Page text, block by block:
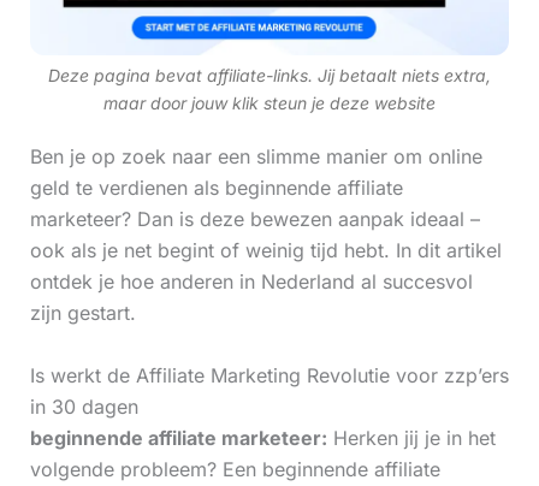
Deze pagina bevat affiliate-links. Jij betaalt niets extra,
maar door jouw klik steun je deze website
Ben je op zoek naar een slimme manier om online
geld te verdienen als beginnende affiliate
marketeer? Dan is deze bewezen aanpak ideaal –
ook als je net begint of weinig tijd hebt. In dit artikel
ontdek je hoe anderen in Nederland al succesvol
zijn gestart.
Is werkt de Affiliate Marketing Revolutie voor zzp’ers
in 30 dagen
beginnende affiliate marketeer: Herken jij je in het
volgende probleem? Een beginnende affiliate